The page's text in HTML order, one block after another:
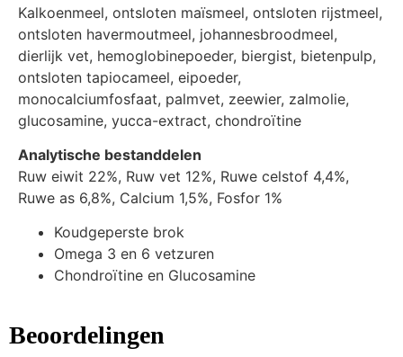
Kalkoenmeel, ontsloten maïsmeel, ontsloten rijstmeel,
ontsloten havermoutmeel, johannesbroodmeel,
dierlijk vet, hemoglobinepoeder, biergist, bietenpulp,
ontsloten tapiocameel, eipoeder,
monocalciumfosfaat, palmvet, zeewier, zalmolie,
glucosamine, yucca-extract, chondroïtine
Analytische bestanddelen
Ruw eiwit 22%, Ruw vet 12%, Ruwe celstof 4,4%,
Ruwe as 6,8%, Calcium 1,5%, Fosfor 1%
Koudgeperste brok
Omega 3 en 6 vetzuren
Chondroïtine en Glucosamine
Beoordelingen